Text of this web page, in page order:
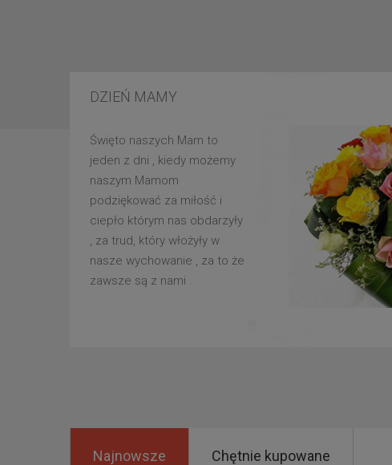
DZIEŃ MAMY
Święto naszych Mam to
jeden z dni , kiedy możemy
naszym Mamom
podziękować za miłość i
ciepło którym nas obdarzyły
, za trud, który włożyły w
nasze wychowanie , za to że
zawsze są z nami .
Najnowsze Chętnie kupowane